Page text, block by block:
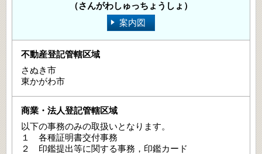
（さんがわしゅっちょうしょ）
案内図
さぬき市
東かがわ市
以下の事務のみの取扱いとなります。
１ 各種証明書交付事務
２ 印鑑提出等に関する事務，印鑑カード